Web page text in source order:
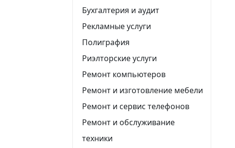
Бухгалтерия и аудит
Рекламные услуги
Полиграфия
Риэлторские услуги
Ремонт компьютеров
Ремонт и изготовление мебели
Ремонт и сервис телефонов
Ремонт и обслуживание
техники